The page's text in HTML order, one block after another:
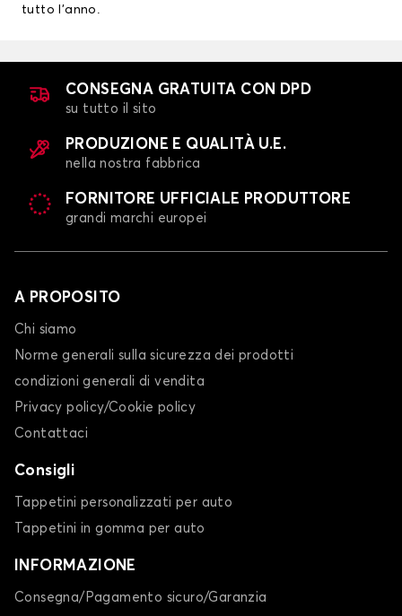
tutto l’anno.
CONSEGNA GRATUITA CON DPD
su tutto il sito
PRODUZIONE E QUALITÀ U.E.
nella nostra fabbrica
FORNITORE UFFICIALE PRODUTTORE
grandi marchi europei
A PROPOSITO
Chi siamo
Norme generali sulla sicurezza dei prodotti
condizioni generali di vendita
Privacy policy/Cookie policy
Contattaci
Consigli
Tappetini personalizzati per auto
Tappetini in gomma per auto
INFORMAZIONE
Consegna/Pagamento sicuro/Garanzia